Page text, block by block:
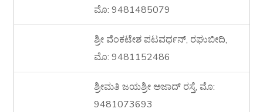
ಮೊ: 9481485079
ಶ್ರೀ ವೆಂಕಟೇಶ ಪಟವರ್ಧನ್, ರಘುಬೀದಿ,
ಮೊ: 9481152486
ಶ್ರೀಮತಿ ಜಯಶ್ರೀ ಅಜಾದ್ ರಸ್ತೆ, ಮೊ:
9481073693